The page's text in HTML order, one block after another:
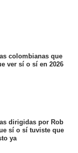
colombianas que
ver sí o sí en 2026
dirigidas por Rob
sí o sí tuviste que
ya